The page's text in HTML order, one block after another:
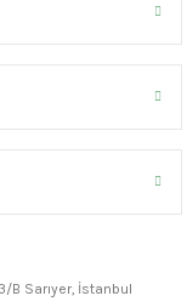
B Sarıyer, İstanbul